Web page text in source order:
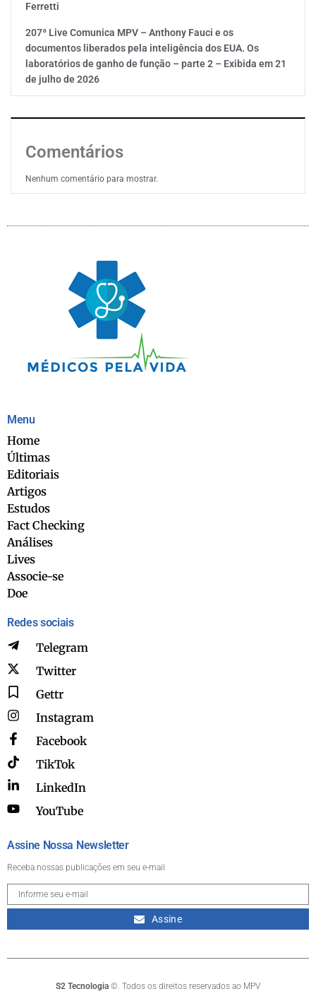
Ferretti
207ª Live Comunica MPV – Anthony Fauci e os
documentos liberados pela inteligência dos EUA. Os
laboratórios de ganho de função – parte 2 – Exibida em 21
de julho de 2026
Comentários
Nenhum comentário para mostrar.
Menu
Home
Últimas
Editoriais
Artigos
Estudos
Fact Checking
Análises
Lives
Associe-se
Doe
Redes sociais
Telegram
Twitter
Gettr
Instagram
Facebook
TikTok
LinkedIn
YouTube
Assine Nossa Newsletter
Receba nossas publicações em seu e-mail
Assine
S2 Tecnologia ©. Todos os direitos reservados ao MPV